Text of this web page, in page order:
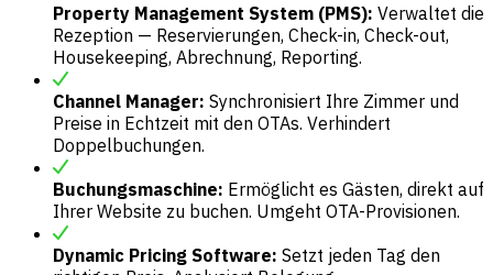
Property Management System (PMS): Verwaltet die
Rezeption — Reservierungen, Check-in, Check-out,
Housekeeping, Abrechnung, Reporting.
Channel Manager: Synchronisiert Ihre Zimmer und
Preise in Echtzeit mit den OTAs. Verhindert
Doppelbuchungen.
Buchungsmaschine: Ermöglicht es Gästen, direkt auf
Ihrer Website zu buchen. Umgeht OTA-Provisionen.
Dynamic Pricing Software: Setzt jeden Tag den